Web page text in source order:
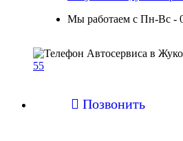
Мы работаем с Пн-Вc -
55
 Позвонить